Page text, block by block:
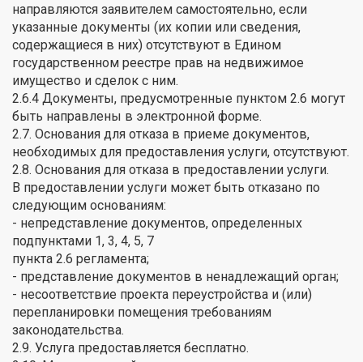
направляются заявителем самостоятельно, если
указанные документы (их копии или сведения,
содержащиеся в них) отсутствуют в Едином
государственном реестре прав на недвижимое
имущество и сделок с ним.
2.6.4 Документы, предусмотренные пунктом 2.6 могут
быть направлены в электронной форме.
2.7. Основания для отказа в приеме документов,
необходимых для предоставления услуги, отсутствуют.
2.8. Основания для отказа в предоставлении услуги.
В предоставлении услуги может быть отказано по
следующим основаниям:
- непредставление документов, определенных
подпунктами 1, 3, 4, 5, 7
пункта 2.6 регламента;
- представление документов в ненадлежащий орган;
- несоответствие проекта переустройства и (или)
перепланировки помещения требованиям
законодательства.
2.9. Услуга предоставляется бесплатно.